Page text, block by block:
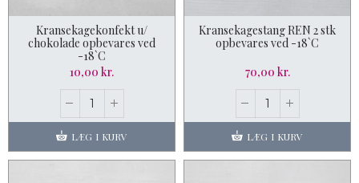
Kransekagekonfekt u/
chokolade opbevares ved
-18`C
10,00 kr.
LÆG I KURV
Kransekagestang REN 2 stk
opbevares ved -18`C
70,00 kr.
LÆG I KURV